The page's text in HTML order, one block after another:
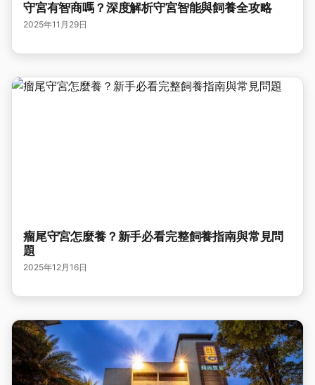
守宮有智商嗎？深度解析守宮智能與飼養全攻略
2025年11月29日
瘤尾守宮怎麼養？新手必看完整飼養指南與常見問
題
2025年12月16日